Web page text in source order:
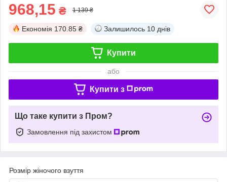
968,15 ₴ 1 139 ₴
Економія 170.85 ₴ Залишилось 10 днів
Купити
або
Купити з
Що таке купити з Пром?
Замовлення під захистом
Розмір жіночого взуття